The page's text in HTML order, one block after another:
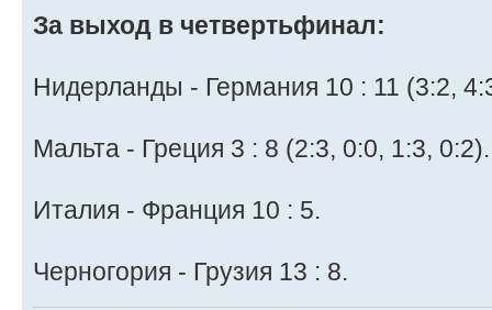
За выход в четвертьфинал:
Нидерланды - Германия 10 : 11 (3:2,
Мальта - Греция 3 : 8 (2:3, 0:0, 1:3, 0:2).
Италия - Франция 10 : 5.
Черногория - Грузия 13 : 8.